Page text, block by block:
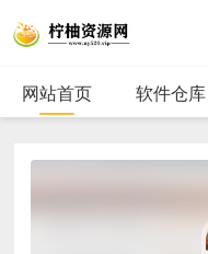
网站首页 软件仓库